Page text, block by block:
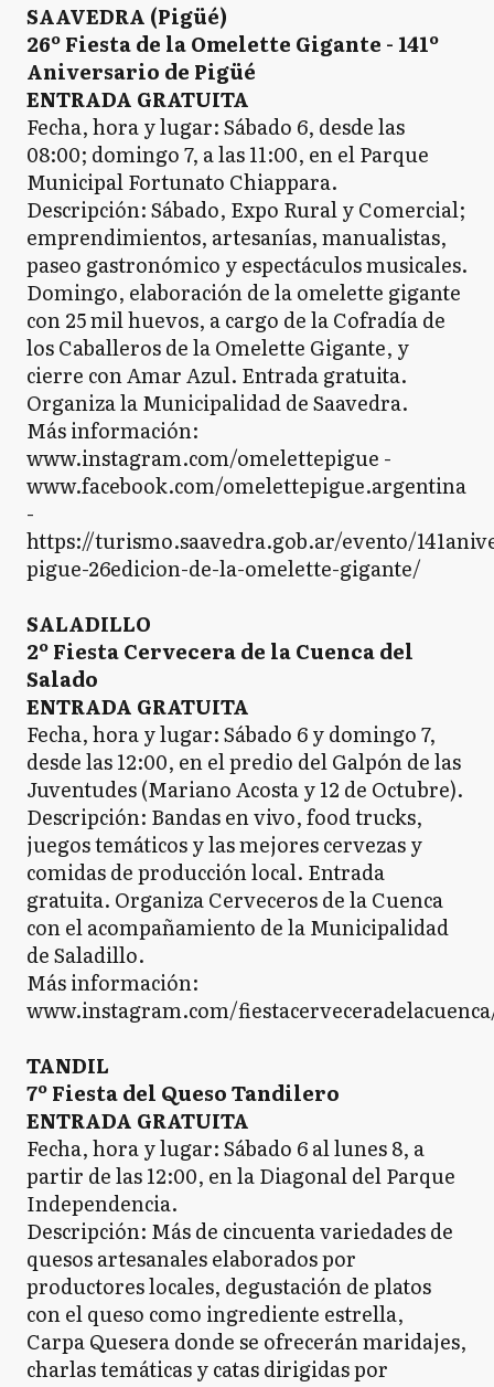
SAAVEDRA (Pigüé)
26º Fiesta de la Omelette Gigante - 141º
Aniversario de Pigüé
ENTRADA GRATUITA
Fecha, hora y lugar: Sábado 6, desde las
08:00; domingo 7, a las 11:00, en el Parque
Municipal Fortunato Chiappara.
Descripción: Sábado, Expo Rural y Comercial;
emprendimientos, artesanías, manualistas,
paseo gastronómico y espectáculos musicales.
Domingo, elaboración de la omelette gigante
con 25 mil huevos, a cargo de la Cofradía de
los Caballeros de la Omelette Gigante, y
cierre con Amar Azul. Entrada gratuita.
Organiza la Municipalidad de Saavedra.
Más información:
www.instagram.com/omelettepigue -
www.facebook.com/omelettepigue.argentina
-
https://turismo.saavedra.gob.ar/evento/
pigue-26edicion-de-la-omelette-gigante/
SALADILLO
2º Fiesta Cervecera de la Cuenca del
Salado
ENTRADA GRATUITA
Fecha, hora y lugar: Sábado 6 y domingo 7,
desde las 12:00, en el predio del Galpón de las
Juventudes (Mariano Acosta y 12 de Octubre).
Descripción: Bandas en vivo, food trucks,
juegos temáticos y las mejores cervezas y
comidas de producción local. Entrada
gratuita. Organiza Cerveceros de la Cuenca
con el acompañamiento de la Municipalidad
de Saladillo.
Más información:
www.instagram.com/
TANDIL
7º Fiesta del Queso Tandilero
ENTRADA GRATUITA
Fecha, hora y lugar: Sábado 6 al lunes 8, a
partir de las 12:00, en la Diagonal del Parque
Independencia.
Descripción: Más de cincuenta variedades de
quesos artesanales elaborados por
productores locales, degustación de platos
con el queso como ingrediente estrella,
Carpa Quesera donde se ofrecerán maridajes,
charlas temáticas y catas dirigidas por